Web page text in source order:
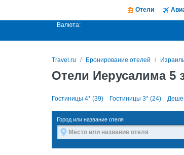
Отели
Валюта:
Travel.ru Бронирование отелей
Отели Иерусалима 5
Гостиницы 4* (39) Гостиницы 3* (24)
Город или название отеля